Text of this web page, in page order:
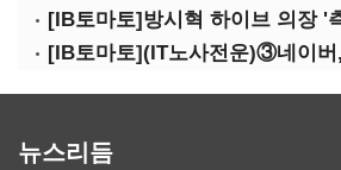
뉴스리듬